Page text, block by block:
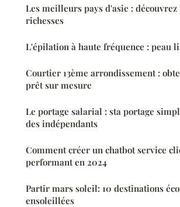
Les meilleurs pays d'asie :
richesses
L'épilation à haute fréquence : peau
Courtier 13ème arrondissement :
prêt sur mesure
Le portage salarial : sta portage
des indépendants
Comment créer un chatbot service
performant en 2024
Partir mars soleil: 10 destinations
ensoleillées